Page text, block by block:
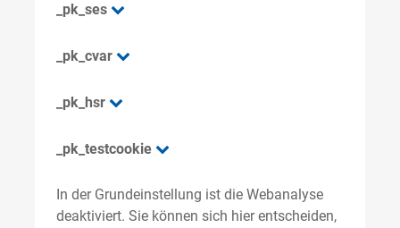
_pk_ses
_pk_cvar
_pk_hsr
_pk_testcookie
In der Grundeinstellung ist die Webanalyse
deaktiviert. Sie können sich hier entscheiden,